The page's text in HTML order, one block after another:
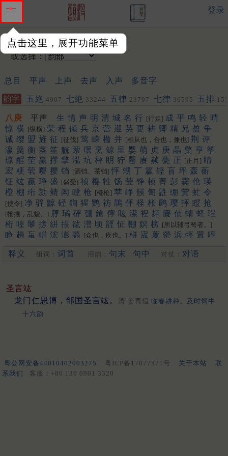
点击这里，展开功能菜单
登录
输入韵字：
或选择：
总目 平声 上声 去声 入声 多音字
韵字 五絶 4907 七絶 33244 五律 23797 七律 36595 五排
452
八庚 平声 生 情 声 明 清 城 名 行 [行走] 成 平 鸣 轻 晴
惊 横 [纵横] 荣 程 倾 兵 京 营 迎 英 更 耕 卿 精 兄 盈 争
诚 缨 盟 旌 征 [征伐] 莺 嵘 楹 并 [相从也，合也，兼也] 荆 评
瀛 羹 衡 茎 笙 觥 萦 氓 烹 鲸 呈 婴 萌 贞 庚 晶 檠 亨 筝
琼 酲 茔 赢 撑 擎 泓 坑 枰 眀 狞 罂 赓 赪 甍 正 [正月] 睛
宏 粳 茕 嘤 撄 铛 [酒铛、茶铛] 怦 甥 丁 籯 铿 盲 坪 轰 蘅
钲 纮 嬴 琤 盛 [盛受] 祯 樱 牲 饧 莹 铮 桢 菁 彭 霙 伧 瑛
橙 棚 珩 勍 鲭 闳 瞠 枪 [欃枪] 苹 峥 韺 訇 鼪 绷 黉 虻 令
[使令] 净 骍 黥 硁 鍧 猩 鹦 祊 鶄 伻 柽 枨 鹒 璎 抨 瞪 抢
[抢攘，乱貌。] 脝 璚 砰 弸 鎗 儜 吰 潆 裎 翃 麖 侦 蜻 蛏 珵
桁 喤 鬡 搒 絣 掁 谹 瀯 顷 䪫 怔 輣 嫇 榜 [所以辅弓弩者。]
睁 趟 䖟 帲 浤 澎 薨 [众也，疾也。] 栟 宬 藑 罃 浜 牼 睘 哼
䬝 䃘 洴 狰 媖 夐 筬 䄇 䦕 拧 姘 蝾 軯 溁 晟 浈
䉚 麠 諻
宖 [更多…]
释义 组词： 词首 用韵： 句末 句中 对仗： 对语
圣言竑
龙门仁思博，邹国圣言竑。
清·姜再恒 临春耕种。及时饲牛
十六韵
粤公网安备44010402003275 粤ICP备17077571号 关于本站
联
系我们
客服：+86 136 0901 3320